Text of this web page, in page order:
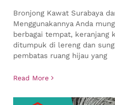
Bronjong Kawat Surabaya
Menggunakannya Anda
berbagai tempat, keranjang
ditumpuk di lereng dan
pembatas ruang hijau yang
Read More